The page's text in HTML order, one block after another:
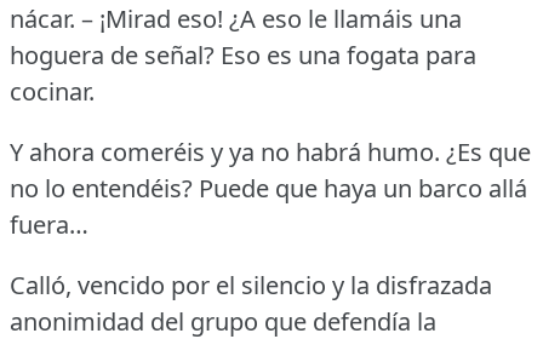
nácar. – ¡Mirad eso! ¿A eso le llamáis una
hoguera de señal? Eso es una fogata para
cocinar.
Y ahora comeréis y ya no habrá humo. ¿Es que
no lo entendéis? Puede que haya un barco allá
fuera…
Calló, vencido por el silencio y la disfrazada
anonimidad del grupo que defendía la